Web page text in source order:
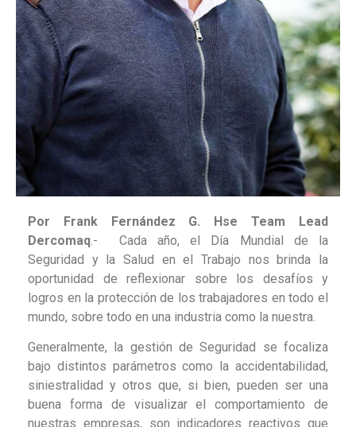
Por Frank Fernández G. Hse Team Lead
Dercomaq.- Cada año, el Día Mundial de la
Seguridad y la Salud en el Trabajo nos brinda la
oportunidad de reflexionar sobre los desafíos y
logros en la protección de los trabajadores en todo el
mundo, sobre todo en una industria como la nuestra.
Generalmente, la gestión de Seguridad se focaliza
bajo distintos parámetros como la accidentabilidad,
siniestralidad y otros que, si bien, pueden ser una
buena forma de visualizar el comportamiento de
nuestras empresas, son indicadores reactivos que